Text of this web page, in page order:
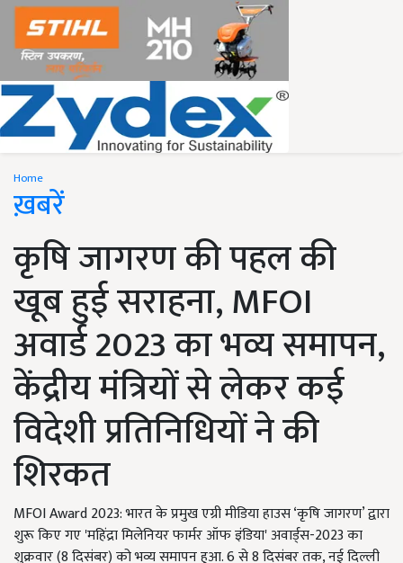
Home
ख़बरें
कृषि जागरण की पहल की
खूब हुई सराहना, MFOI
अवार्ड 2023 का भव्य समापन,
केंद्रीय मंत्रियों से लेकर कई
विदेशी प्रतिनिधियों ने की
शिरकत
MFOI Award 2023: भारत के प्रमुख एग्री मीडिया हाउस ‘कृषि जागरण’ द्वारा
शुरू किए गए 'महिंद्रा मिलेनियर फार्मर ऑफ इंडिया' अवार्ड्स-2023 का
शुक्रवार (8 दिसंबर) को भव्य समापन हुआ. 6 से 8 दिसंबर तक, नई दिल्ली